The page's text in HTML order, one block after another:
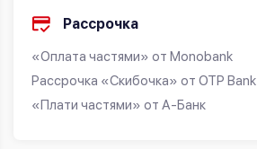
Рассрочка
«Оплата частями» от Monobank
Рассрочка «Скибочка» от OTP Bank
«Плати частями» от А-Банк